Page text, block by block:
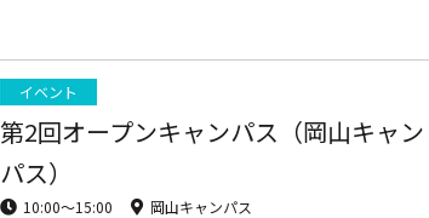
イベント
第2回オープンキャンパス（岡山キャン
パス）
10:00〜15:00 岡山キャンパス